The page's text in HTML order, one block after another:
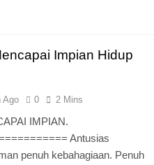
Impian Hidup
Ago 0 2 Mins
IMPIAN.
Antusias
penuh kebahagiaan. Penuh